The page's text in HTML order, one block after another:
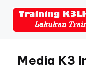
Media K3